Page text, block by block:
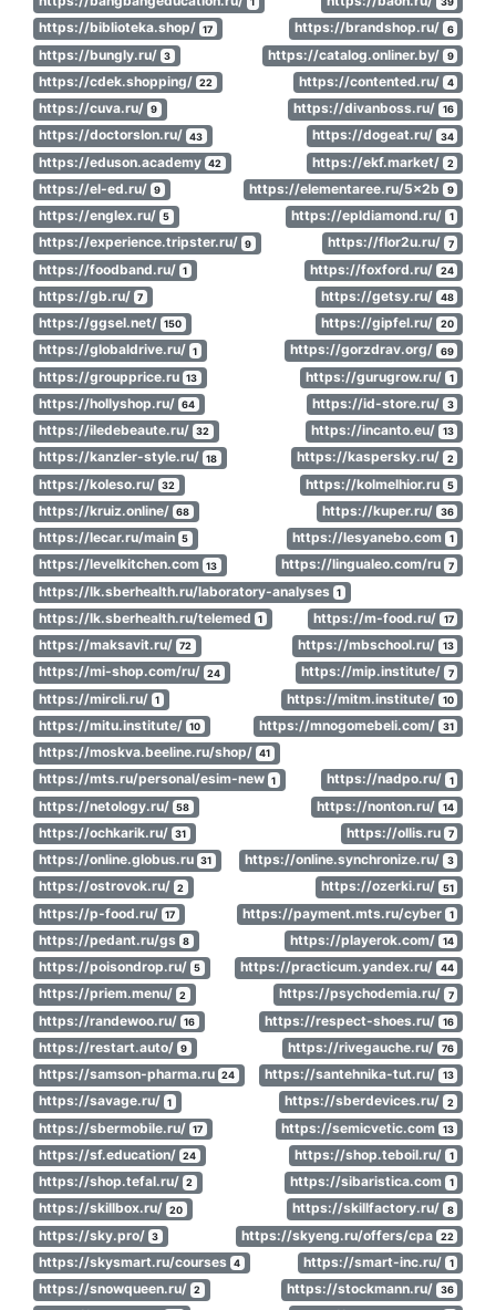
https://biblioteka.shop/ 17 https://brandshop.ru/ 6
https://bungly.ru/ 3 https://catalog.onliner.by/ 9
https://cdek.shopping/ 22 https://contented.ru/ 4
https://cuva.ru/ 9 https://divanboss.ru/ 16
https://doctorslon.ru/ 43 https://dogeat.ru/ 34
https://eduson.academy 42 https://ekf.market/ 2
https://el-ed.ru/ 9 https://elementaree.ru/5x2b 9
https://englex.ru/ 5 https://epldiamond.ru/ 1
https://experience.tripster.ru/ 9 https://flor2u.ru/ 7
https://foodband.ru/ 1 https://foxford.ru/ 24
https://gb.ru/ 7 https://getsy.ru/ 48
https://ggsel.net/ 150 https://gipfel.ru/ 20
https://globaldrive.ru/ 1 https://gorzdrav.org/ 69
https://groupprice.ru 13 https://gurugrow.ru/ 1
https://hollyshop.ru/ 64 https://id-store.ru/ 3
https://iledebeaute.ru/ 32 https://incanto.eu/ 13
https://kanzler-style.ru/ 18 https://kaspersky.ru/ 2
https://koleso.ru/ 32 https://kolmelhior.ru 5
https://kruiz.online/ 68 https://kuper.ru/ 36
https://lecar.ru/main 5 https://lesyanebo.com 1
https://levelkitchen.com 13 https://lingualeo.com/ru 7
https://lk.sberhealth.ru/laboratory-analyses 1
https://lk.sberhealth.ru/telemed 1 https://m-food.ru/ 17
https://maksavit.ru/ 72 https://mbschool.ru/ 13
https://mi-shop.com/ru/ 24 https://mip.institute/ 7
https://mircli.ru/ 1 https://mitm.institute/ 10
https://mitu.institute/ 10 https://mnogomebeli.com/ 31
https://moskva.beeline.ru/shop/ 41
https://mts.ru/personal/esim-new 1 https://nadpo.ru/ 1
https://netology.ru/ 58 https://nonton.ru/ 14
https://ochkarik.ru/ 31 https://ollis.ru 7
https://online.globus.ru 31 https://online.synchronize.ru/ 3
https://ostrovok.ru/ 2 https://ozerki.ru/ 51
https://p-food.ru/ 17 https://payment.mts.ru/cyber 1
https://pedant.ru/gs 8 https://playerok.com/ 14
https://poisondrop.ru/ 5 https://practicum.yandex.ru/ 44
https://priem.menu/ 2 https://psychodemia.ru/ 7
https://randewoo.ru/ 16 https://respect-shoes.ru/ 16
https://restart.auto/ 9 https://rivegauche.ru/ 76
https://samson-pharma.ru 24 https://santehnika-tut.ru/ 13
https://savage.ru/ 1 https://sberdevices.ru/ 2
https://sbermobile.ru/ 17 https://semicvetic.com 13
https://sf.education/ 24 https://shop.teboil.ru/ 1
https://shop.tefal.ru/ 2 https://sibaristica.com 1
https://skillbox.ru/ 20 https://skillfactory.ru/ 8
https://sky.pro/ 3 https://skyeng.ru/offers/cpa 22
https://skysmart.ru/courses 4 https://smart-inc.ru/ 1
https://snowqueen.ru/ 2 https://stockmann.ru/ 36